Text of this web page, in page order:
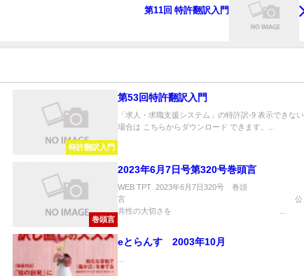
第11回 特許翻訳入門
特許翻訳入門
第53回特許翻訳入門
「求人・求職支援システム」の特許訳-9 表示できない
場合は こちらからダウンロード できます。...
巻頭言
2023年6月7日号第320号巻頭言
WEB TPT 2023年6月7日320号 巻頭
言 公
共性の大切さを ...
eとらんす 2003年10月